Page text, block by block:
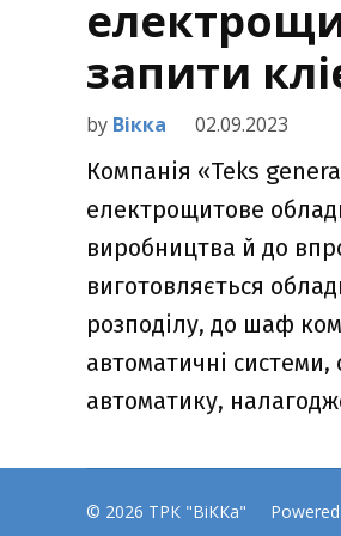
запити
by Вікка 02.09.2023
Компанія «Teks
електрощитове
виробництва й до
виготовляється
розподілу, до шаф
автоматичні
автоматику,
© 2026 ТРК "ВіККа"